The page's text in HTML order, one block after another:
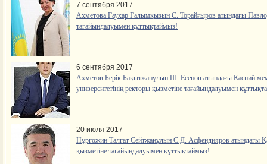
7 сентября 2017
Ахметова Гаухар Ғалымқызын С. Торайғыров атындағы
тағайындалуымен құттықтаймыз!
6 сентября 2017
Ахметов Берік Бақытжанұлын Ш. Есенов атындағы Каспий
университетінің ректоры қызметіне тағайындалуымен
20 июля 2017
Нұрғожин Талғат Сейтжанұлын С.Д. Асфендияров атындағы
қызметіне тағайындалуымен құттықтаймыз!